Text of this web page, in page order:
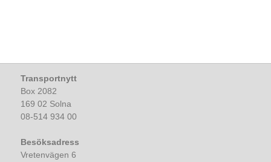
Transportnytt
Box 2082
169 02 Solna
08-514 934 00
Besöksadress
Vretenvägen 6